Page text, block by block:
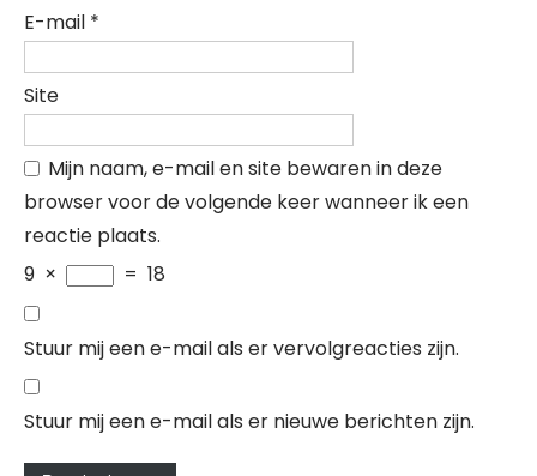
E-mail *
Site
Mijn naam, e-mail en site bewaren in deze
browser voor de volgende keer wanneer ik een
reactie plaats.
9 × = 18
Stuur mij een e-mail als er vervolgreacties zijn.
Stuur mij een e-mail als er nieuwe berichten zijn.